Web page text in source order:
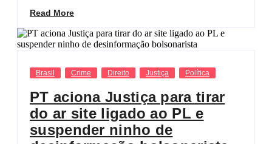
Read More
Brasil Crime Direito Justiça Política
PT aciona Justiça para tirar
do ar site ligado ao PL e
suspender ninho de